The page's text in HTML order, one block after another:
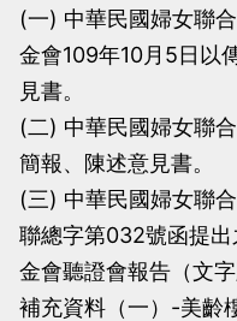
(一) 中華民國婦女聯
金會109年10月5日以
見書。
(二) 中華民國婦女聯
簡報、陳述意見書。
(三) 中華民國婦女聯
聯總字第032號函提
金會聽證會報告（文
補充資料（一）-美齡